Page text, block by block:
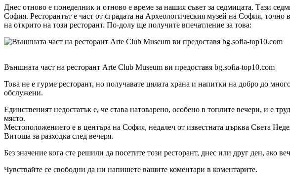
Днес отново е понеделник и отново е време за нашия съвет за седмицата. Тази
София. Ресторантът е част от сградата на Археологическия музей на София,
на открито на този ресторант. По-долу ще получите впечатление за това:
Външната част на ресторант Arte Club Museum ви предоставя bg.sofia-top10.com
Това не е гурме ресторант, но получавате цялата храна и напитки на добро до
обслужени.
Единственият недостатък е, че става натоварено, особено в топлите вечери, и е
място.
Местоположението е в центъра на София, недалеч от известната църква Света
Витоша за разходка след вечеря.
Без значение кога сте решили да посетите този ресторант, днес или друг ден, ако
Чувствайте се свободни да ни напишете вашите коментари в коментарите.